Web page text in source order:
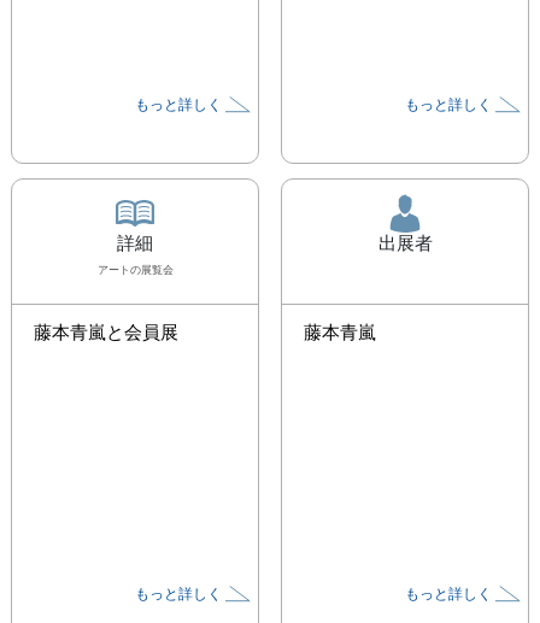
もっと詳しく もっと詳しく
詳細
アート の展覧会
藤本青嵐と会員展
もっと詳しく
出展者
藤本青嵐
もっと詳しく